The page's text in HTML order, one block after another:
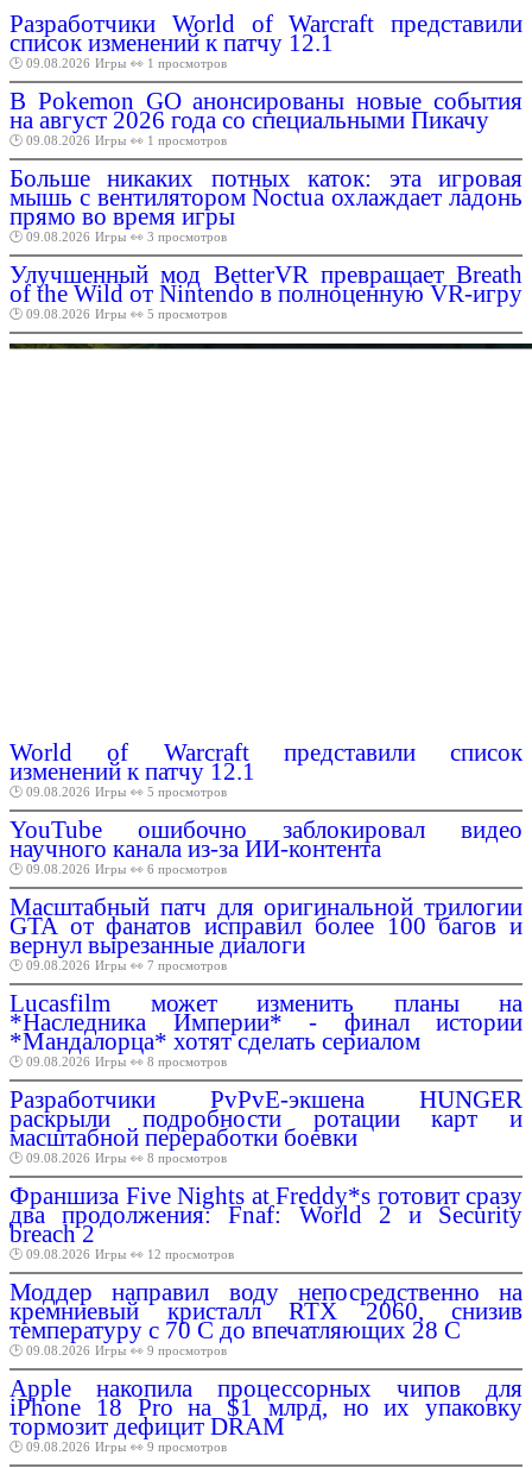
Разработчики World of Warcraft представили
список изменений к патчу 12.1
🕑 09.08.2026 Игры 👀 1 просмотров
В Pokemon GO анонсированы новые события
на август 2026 года со специальными Пикачу
🕑 09.08.2026 Игры 👀 1 просмотров
Больше никаких потных каток: эта игровая
мышь с вентилятором Noctua охлаждает ладонь
прямо во время игры
🕑 09.08.2026 Игры 👀 3 просмотров
Улучшенный мод BetterVR превращает Breath
of the Wild от Nintendo в полноценную VR-игру
🕑 09.08.2026 Игры 👀 5 просмотров
World of Warcraft представили список
изменений к патчу 12.1
🕑 09.08.2026 Игры 👀 5 просмотров
YouTube ошибочно заблокировал видео
научного канала из-за ИИ-контента
🕑 09.08.2026 Игры 👀 6 просмотров
Масштабный патч для оригинальной трилогии
GTA от фанатов исправил более 100 багов и
вернул вырезанные диалоги
🕑 09.08.2026 Игры 👀 7 просмотров
Lucasfilm может изменить планы на
*Наследника Империи* - финал истории
*Мандалорца* хотят сделать сериалом
🕑 09.08.2026 Игры 👀 8 просмотров
Разработчики PvPvE-экшена HUNGER
раскрыли подробности ротации карт и
масштабной переработки боевки
🕑 09.08.2026 Игры 👀 8 просмотров
Франшиза Five Nights at Freddy*s готовит сразу
два продолжения: Fnaf: World 2 и Security
breach 2
🕑 09.08.2026 Игры 👀 12 просмотров
Моддер направил воду непосредственно на
кремниевый кристалл RTX 2060, снизив
температуру с 70 C до впечатляющих 28 C
🕑 09.08.2026 Игры 👀 9 просмотров
Apple накопила процессорных чипов для
iPhone 18 Pro на $1 млрд, но их упаковку
тормозит дефицит DRAM
🕑 09.08.2026 Игры 👀 9 просмотров